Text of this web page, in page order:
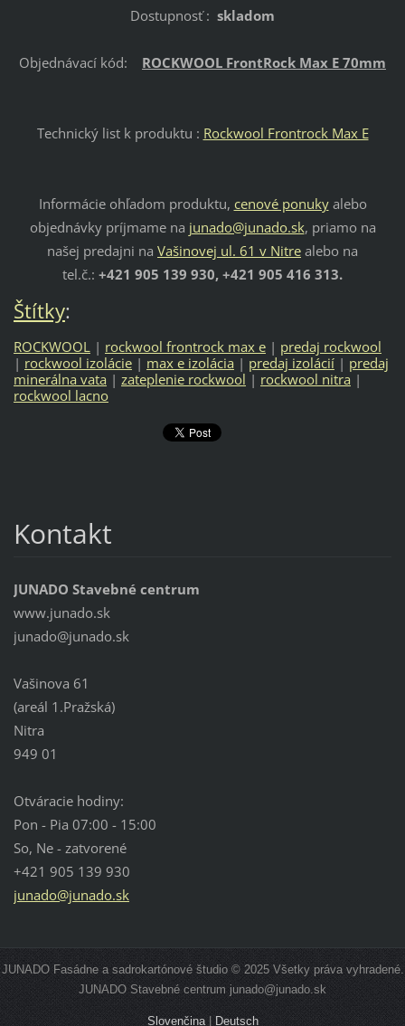
Dostupnosť : skladom
Objednávací kód: ROCKWOOL FrontRock Max E 70mm
Technický list k produktu : Rockwool Frontrock Max E
Informácie ohľadom produktu, cenové ponukyalebo
objednávky príjmame na junado@junado.sk, priamo na
našej predajni na Vašinovej ul. 61 v Nitre alebo na
tel.č.: +421 905 139 930, +421 905 416 313.
Štítky:
ROCKWOOL | rockwool frontrock max e | predaj rockwool
| rockwool izolácie | max e izolácia | predaj izolácií | predaj
minerálna vata | zateplenie rockwool | rockwool nitra |
rockwool lacno
Kontakt
JUNADO Stavebné centrum
www.junado.sk
junado@junado.sk
Vašinova 61
(areál 1.Pražská)
Nitra
949 01
Otváracie hodiny:
Pon - Pia 07:00 - 15:00
So, Ne - zatvorené
+421 905 139 930
junado@junado.sk
JUNADO Fasádne a sadrokartónové študio © 2025 Všetky práva vyhradené.
JUNADO Stavebné centrum junado@junado.sk
Slovenčina| Deutsch